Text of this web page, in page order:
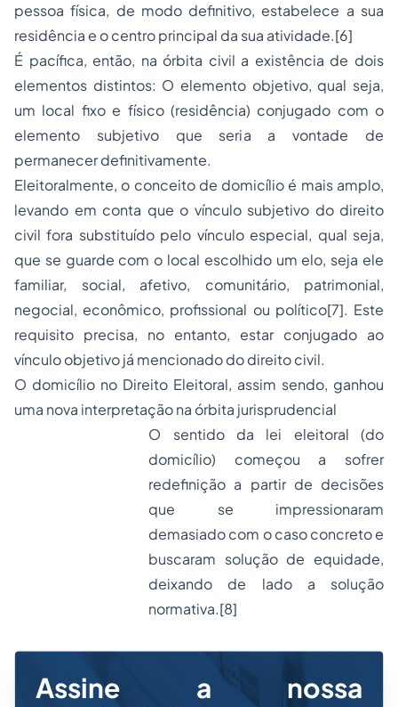
pessoa física, de modo definitivo, estabelece a sua
residência e o centro principal da sua atividade.[6]
É pacífica, então, na órbita civil a existência de dois
elementos distintos: O elemento objetivo, qual seja,
um local fixo e físico (residência) conjugado com o
elemento subjetivo que seria a vontade de
permanecer definitivamente.
Eleitoralmente, o conceito de domicílio é mais amplo,
levando em conta que o vínculo subjetivo do direito
civil fora substituído pelo vínculo especial, qual seja,
que se guarde com o local escolhido um elo, seja ele
familiar, social, afetivo, comunitário, patrimonial,
negocial, econômico, profissional ou político[7]. Este
requisito precisa, no entanto, estar conjugado ao
vínculo objetivo já mencionado do direito civil.
O domicílio no Direito Eleitoral, assim sendo, ganhou
uma nova interpretação na órbita jurisprudencial
O sentido da lei eleitoral (do
domicílio) começou a sofrer
redefinição a partir de decisões
que se impressionaram
demasiado com o caso concreto e
buscaram solução de equidade,
deixando de lado a solução
normativa.[8]
Assine a nossa